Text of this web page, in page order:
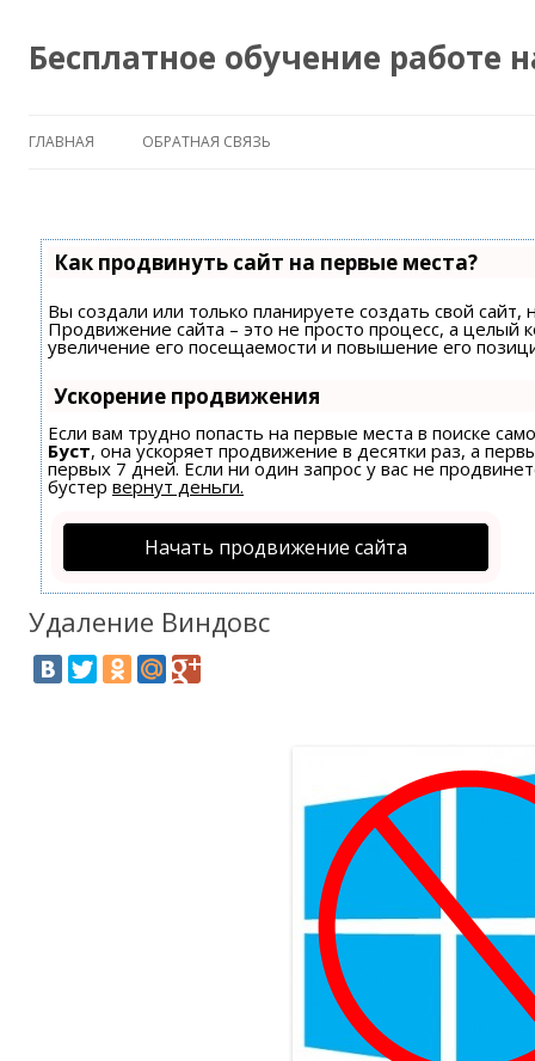
Бесплатное обучение работе
ГЛАВНАЯ ОБРАТНАЯ СВЯЗЬ
Как продвинуть сайт на первые места?
Вы создали или только планируете создать свой сайт,
Продвижение сайта – это не просто процесс, а целый
увеличение его посещаемости и повышение его
Ускорение продвижения
Если вам трудно попасть на первые места в поиске
Буст, она ускоряет продвижение в десятки раз, а
первых 7 дней. Если ни один запрос у вас не
бустер вернут деньги.
Начать продвижение сайта
Удаление Виндовс